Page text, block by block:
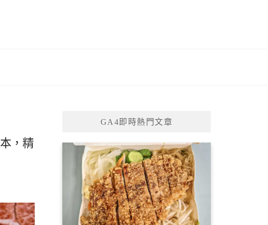
，精
GA4即時熱門文章